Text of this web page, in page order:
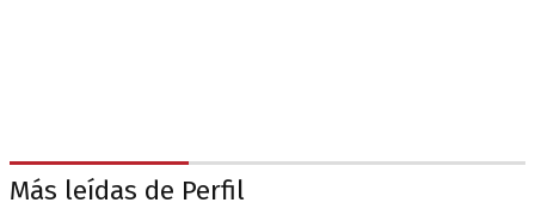
Más leídas de Perfil